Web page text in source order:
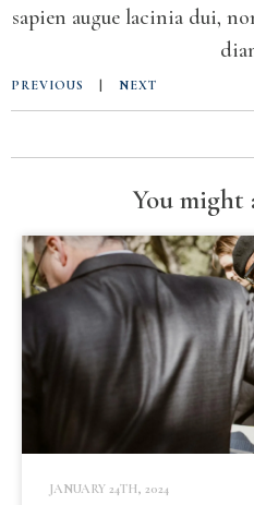
sapien augue lacinia dui,
PREVIOUS NEXT
You might
JANUARY 24TH, 2024